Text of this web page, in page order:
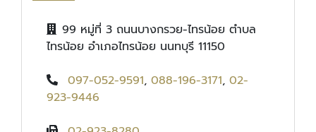
99 หมู่ที่ 3 ถนนบางกรวย-ไทรน้อย ตำบล
ไทรน้อย อำเภอไทรน้อย นนทบุรี 11150
097-052-9591, 088-196-3171, 02-
923-9446